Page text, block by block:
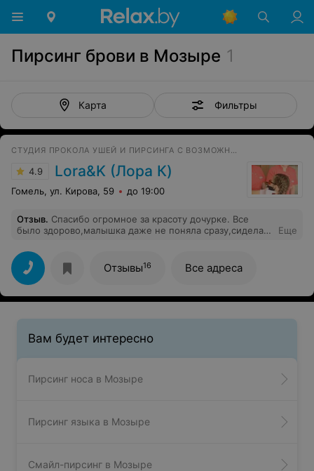
Пирсинг брови в Мозыре 1
Карта Фильтры
СТУДИЯ ПРОКОЛА УШЕЙ И ПИРСИНГА С ВОЗМОЖНОСТЬЮ ВЫЕЗДА НА ДОМ
4.9 Lora&K (Лора К)
Гомель, ул. Кирова, 59 до 19:00
Отзыв. Спасибо огромное за красоту дочурке. Все
было здорово,малышка даже не поняла сразу,сидела
Краснота прошла быстро. Здорово,что все прошло
дома,никуда ехать не надо и сразу два ушка
одновременно. Супер. Еще раз спасибо. Всем буду
советовать вас.
Еще
Отзывы16 Все адреса
Вам будет интересно
Пирсинг носа в Мозыре
Пирсинг языка в Мозыре
Смайл-пирсинг в Мозыре